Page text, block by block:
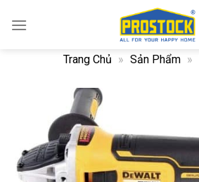
Trang Chủ » Sản Phẩm »